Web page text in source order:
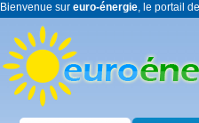
Bienvenue sur euro-énergie, le portail